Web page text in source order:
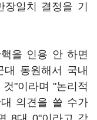
일치 결정을 기
을 인용 안 하면
대 동원해서 국내
"이라며 "논리적
의견을 쓸 수가